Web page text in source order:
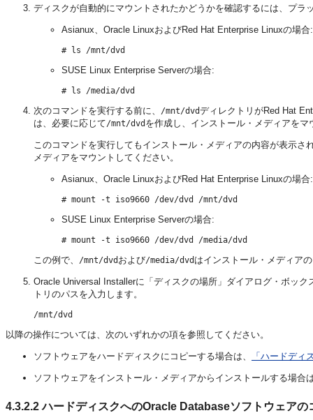
ディスクが自動的にマウントされたかどうかを確認するには、プ
Asianux、Oracle LinuxおよびRed Hat Enterprise Linuxの場合:
SUSE Linux Enterprise Serverの場合:
次のコマンドを実行する前に、 /mnt/dvdディレクトリがRed Hat
は、必要に応じて/mnt/dvd を作成し、インストール・メディアをマ
このコマンドを実行してもインストール・メディアの内容が表示
メディアをマウントしてください。
Asianux、Oracle LinuxおよびRed Hat Enterprise Linuxの場合:
SUSE Linux Enterprise Serverの場合:
この例で、 /mnt/dvd および/media/dvd はインストール・メディア
Oracle Universal Installerに「ディスクの場所」ダイアログ・ボッ
トリのパスを入力します。
以降の操作については、次のいずれかの項を参照してください。
ソフトウェアをハードディスクにコピーする場合は、 「ハードディ
ソフトウェアをインストール・メディアからインストールする場合
4.3.2.2ハードディスクへのOracle Databaseソフトウェアの